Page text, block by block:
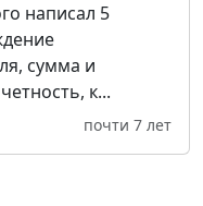
написал 5
сумма и
к...
почти 7 лет